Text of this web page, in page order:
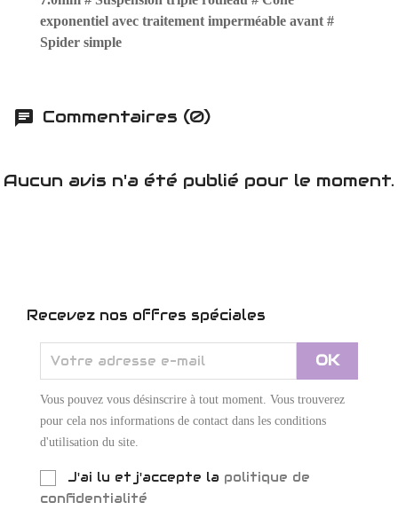
exponentiel avec traitement imperméable avant #
Spider simple
Commentaires (0)
Aucun avis n'a été publié pour le moment.
Recevez nos offres spéciales
Vous pouvez vous désinscrire à tout moment. Vous trouverez
pour cela nos informations de contact dans les conditions
d'utilisation du site.
J'ai lu et j'accepte la politique de
confidentialité